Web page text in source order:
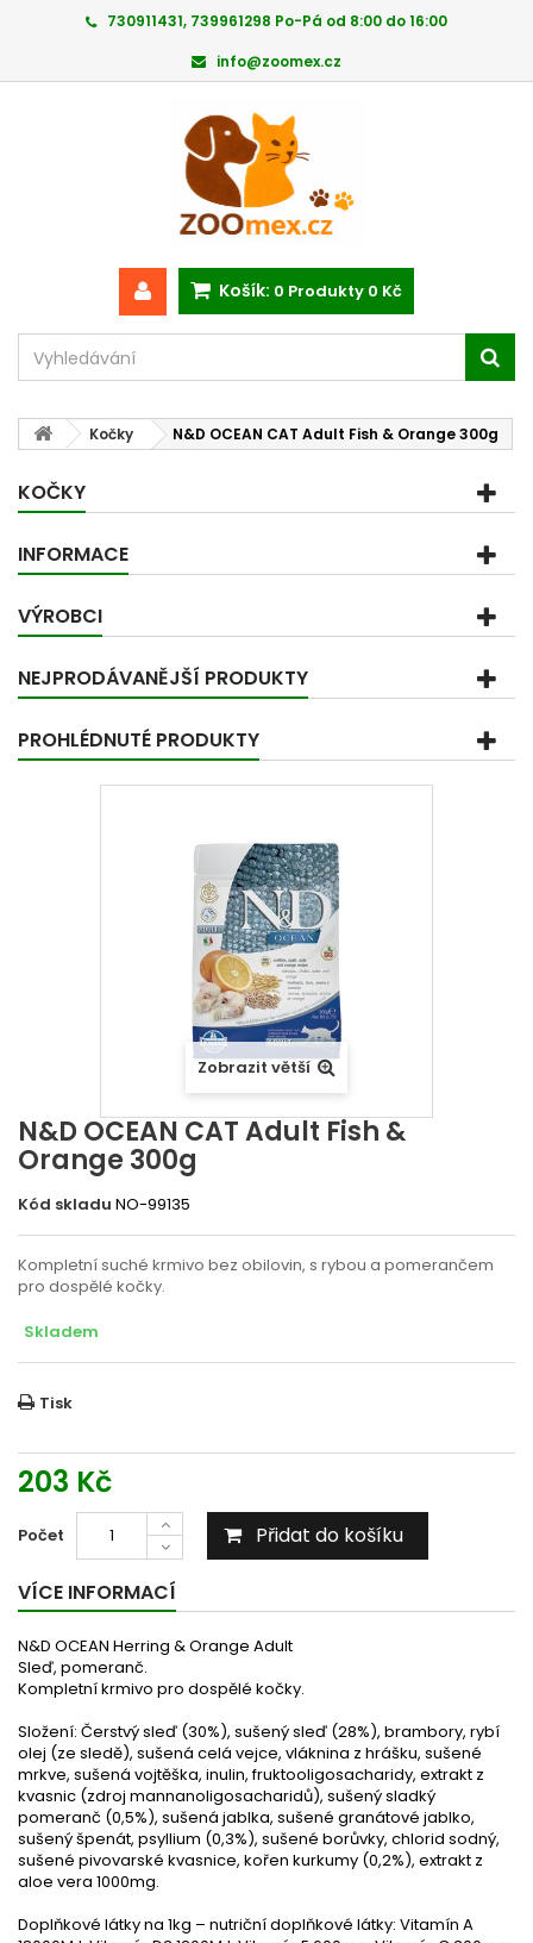
730911431, 739961298 Po-Pá od 8:00 do 16:00
info@zoomex.cz
Košík: 0 Produkty 0 Kč
Kočky N&D OCEAN CAT Adult Fish & Orange 300g
KOČKY
INFORMACE
VÝROBCI
NEJPRODÁVANĚJŠÍ PRODUKTY
PROHLÉDNUTÉ PRODUKTY
Zobrazit větší
N&D OCEAN CAT Adult Fish &
Orange 300g
Kód skladu NO-99135
Kompletní suché krmivo bez obilovin, s rybou a pomerančem
pro dospělé kočky.
Skladem
Tisk
203 Kč
Počet Přidat do košíku
VÍCE INFORMACÍ
N&D OCEAN Herring & Orange Adult
Sleď, pomeranč.
Kompletní krmivo pro dospělé kočky.
Složení: Čerstvý sleď (30%), sušený sleď (28%), brambory, rybí
olej (ze sledě), sušená celá vejce, vláknina z hrášku, sušené
mrkve, sušená vojtěška, inulin, fruktooligosacharidy, extrakt z
kvasnic (zdroj mannanoligosacharidů), sušený sladký
pomeranč (0,5%), sušená jablka, sušené granátové jablko,
sušený špenát, psyllium (0,3%), sušené borůvky, chlorid sodný,
sušené pivovarské kvasnice, kořen kurkumy (0,2%), extrakt z
aloe vera 1000mg.
Doplňkové látky na 1kg – nutriční doplňkové látky: Vitamín A